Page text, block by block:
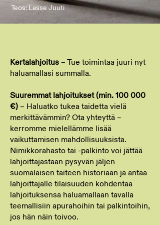
Teos: Lasse Juuti
Kertalahjoitus – Tue toimintaa juuri nyt
haluamallasi summalla.
Suuremmat lahjoitukset (min. 100 000
€) – Haluatko tukea taidetta vielä
merkittävämmin? Ota yhteyttä –
kerromme mielellämme lisää
vaikuttamisen mahdollisuuksista.
Nimikkorahasto tai -palkinto voi jättää
lahjoittajastaan pysyvän jäljen
suomalaisen taiteen historiaan ja antaa
lahjoittajalle tilaisuuden kohdentaa
lahjoituksensa haluamallaan tavalla
teemallisiin apurahoihin tai palkintoihin,
jos hän näin toivoo.